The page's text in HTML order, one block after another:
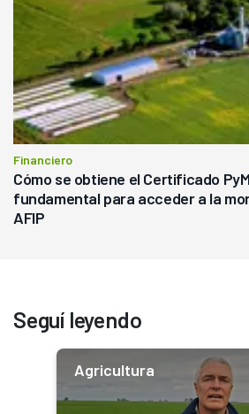
Financiero
Cómo se obtiene el Certificado
fundamental para acceder a la
AFIP
Seguí leyendo
Agricultura